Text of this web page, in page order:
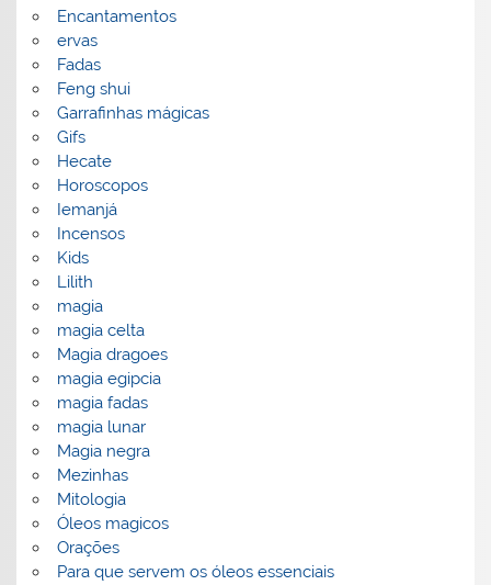
Encantamentos
ervas
Fadas
Feng shui
Garrafinhas mágicas
Gifs
Hecate
Horoscopos
Iemanjá
Incensos
Kids
Lilith
magia
magia celta
Magia dragoes
magia egipcia
magia fadas
magia lunar
Magia negra
Mezinhas
Mitologia
Óleos magicos
Orações
Para que servem os óleos essenciais